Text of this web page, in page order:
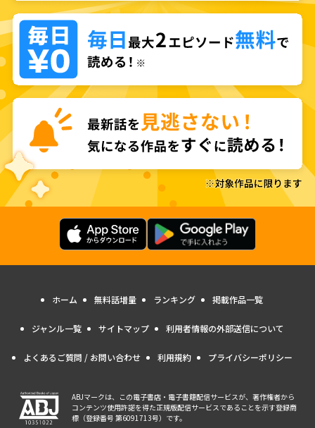
ホーム 無料話増量 ランキング 掲載作品一覧
ジャンル一覧 サイトマップ 利用者情報の外部送信について
よくあるご質問 / お問い合わせ 利用規約 プライバシーポリシー
ABJマークは、この電子書店・電子書籍配信サービスが、著作権者から
コンテンツ使用許諾を得た正規版配信サービスであることを示す登録商
標（登録番号 第6091713号）です。